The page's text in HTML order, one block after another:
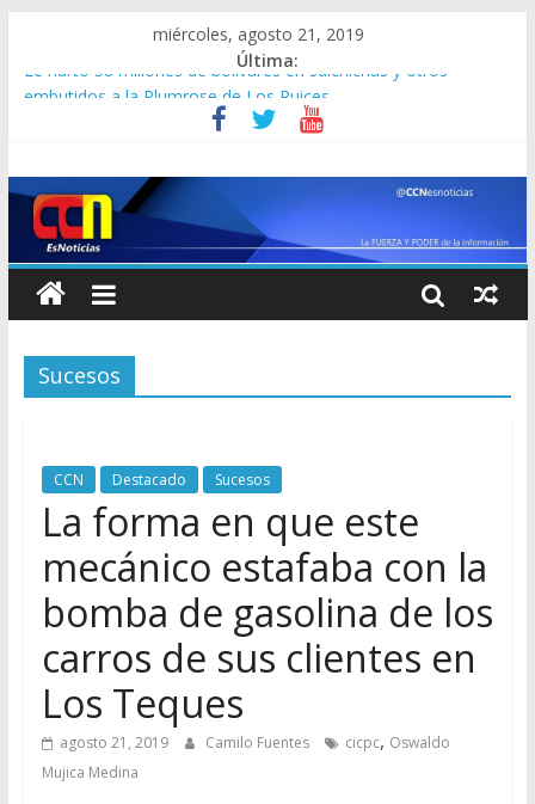
miércoles, agosto 21, 2019
Última:
Le hurtó 58 millones de bolívares en salchichas y otros
embutidos a la Plumrose de Los Ruices
Malandraje desatado de venezolanos obliga al Gobierno de
¡AY NICOLÁS! Jefe del Comando Sur de EEUU dice que crisis
venezolana “amenaza paz regional”
¡NO SE VISTAN QUE NO VAN! EEUU no tolerará ni a Diosdado
ni a El Aissami en una transición, dice Elliott Abrams
La forma en que este mecánico estafaba con la bomba de
gasolina de los carros de sus clientes en Los Teques
Sucesos
CCN Destacado Sucesos
La forma en que este
mecánico estafaba con la
bomba de gasolina de los
carros de sus clientes en
Los Teques
agosto 21, 2019 Camilo Fuentes cicpc, Oswaldo
Mujica Medina